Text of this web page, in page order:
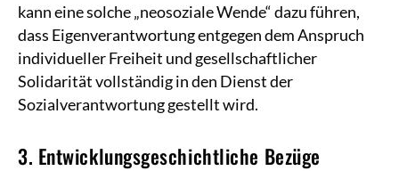
kann eine solche „neosoziale Wende“ dazu führen,
dass Eigenverantwortung entgegen dem Anspruch
individueller Freiheit und gesellschaftlicher
Solidarität vollständig in den Dienst der
Sozialverantwortung gestellt wird.
3. Entwicklungsgeschichtliche Bezüge